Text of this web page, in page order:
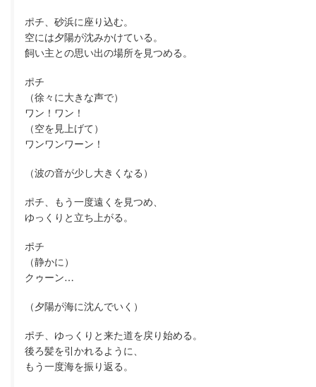
ポチ、砂浜に座り込む。
空には夕陽が沈みかけている。
飼い主との思い出の場所を見つめる。
ポチ
（徐々に大きな声で）
ワン！ワン！
（空を見上げて）
ワンワンワーン！
（波の音が少し大きくなる）
ポチ、もう一度遠くを見つめ、
ゆっくりと立ち上がる。
ポチ
（静かに）
クゥーン…
（夕陽が海に沈んでいく）
ポチ、ゆっくりと来た道を戻り始める。
後ろ髪を引かれるように、
もう一度海を振り返る。